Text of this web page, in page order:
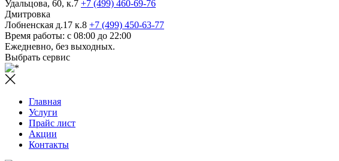
Удальцова, 60, к.7 +7 (499) 460-69-76
Дмитровка
Лобненская д.17 к.8 +7 (499) 450-63-77
Время работы: с 08:00 до 22:00
Ежедневно, без выходных.
Выбрать сервис
Главная
Услуги
Прайс лист
Акции
Контакты